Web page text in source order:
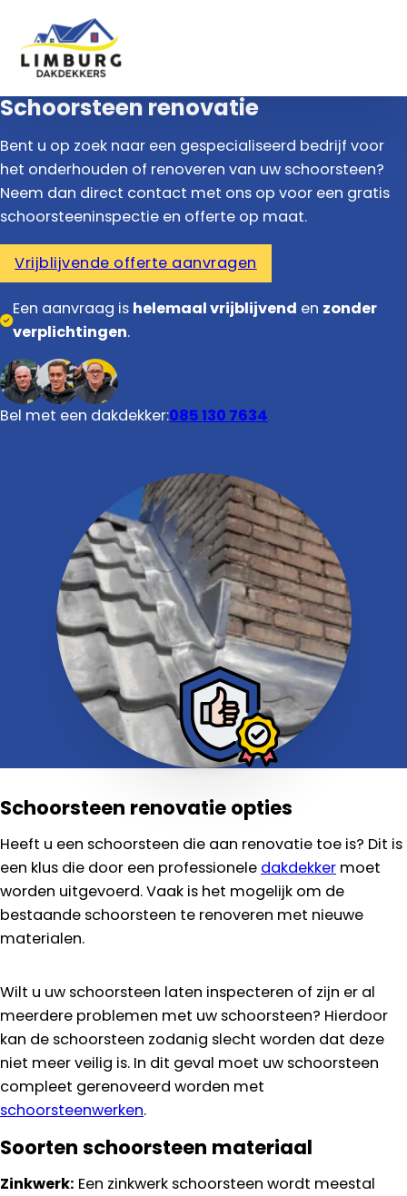
Schoorsteen renovatie
Bent u op zoek naar een gespecialiseerd bedrijf voor
het onderhouden of renoveren van uw schoorsteen?
Neem dan direct contact met ons op voor een gratis
schoorsteeninspectie en offerte op maat.
Vrijblijvende offerte aanvragen
Een aanvraag is helemaal vrijblijvend en zonder
verplichtingen.
Bel met een dakdekker:085 130 7634
Schoorsteen renovatie opties
Heeft u een schoorsteen die aan renovatie toe is? Dit is
een klus die door een professionele dakdekker moet
worden uitgevoerd. Vaak is het mogelijk om de
bestaande schoorsteen te renoveren met nieuwe
materialen.
Wilt u uw schoorsteen laten inspecteren of zijn er al
meerdere problemen met uw schoorsteen? Hierdoor
kan de schoorsteen zodanig slecht worden dat deze
niet meer veilig is. In dit geval moet uw schoorsteen
compleet gerenoveerd worden met
schoorsteenwerken.
Soorten schoorsteen materiaal
Zinkwerk: Een zinkwerk schoorsteen wordt meestal